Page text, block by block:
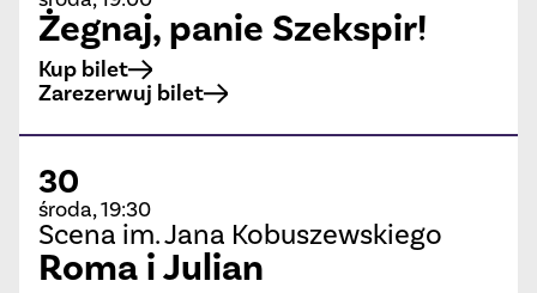
Żegnaj, panie Szekspir!
Kup bilet
Zarezerwuj bilet
30
środa, 19:30
Roma i Julian
Scena im. Jana Kobuszewskiego